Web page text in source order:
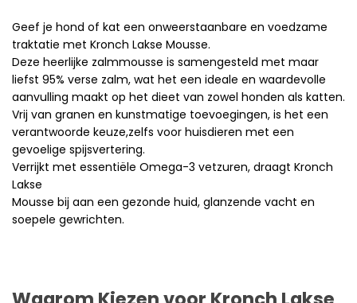
Geef je hond of kat een onweerstaanbare en voedzame
traktatie met Kronch Lakse Mousse.
Deze heerlijke zalmmousse is samengesteld met maar
liefst 95% verse zalm, wat het een ideale en waardevolle
aanvulling maakt op het dieet van zowel honden als katten.
Vrij van granen en kunstmatige toevoegingen, is het een
verantwoorde keuze,zelfs voor huisdieren met een
gevoelige spijsvertering.
Verrijkt met essentiële Omega-3 vetzuren, draagt Kronch
Lakse
Mousse bij aan een gezonde huid, glanzende vacht en
soepele gewrichten.​​​